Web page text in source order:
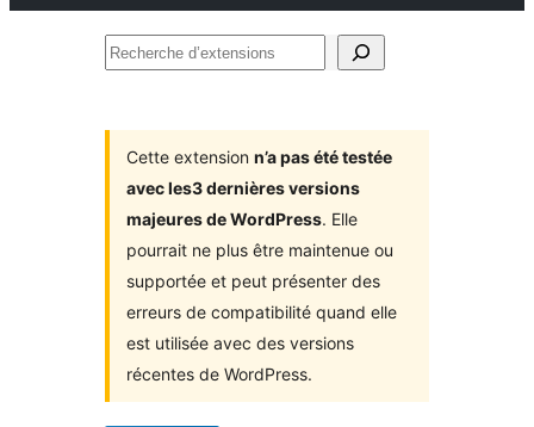
Recherche
Cette extension n’a pas été testée
avec les3 dernières versions
majeures de WordPress. Elle
pourrait ne plus être maintenue ou
supportée et peut présenter des
erreurs de compatibilité quand elle
est utilisée avec des versions
récentes de WordPress.